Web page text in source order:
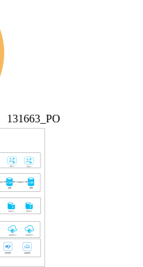
131663_PO